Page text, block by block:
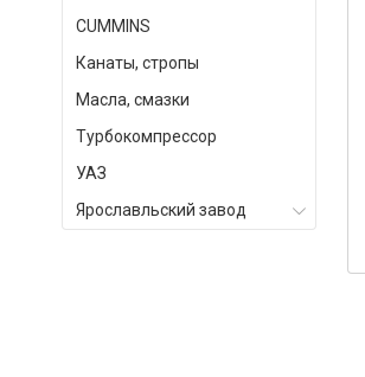
СUMMINS
Канаты, стропы
Масла, смазки
Турбокомпрессор
УАЗ
Ярославльский завод
Евро-4 Common Rail АЗПИ (ан.
0445228006 BOSCH) АЗПИ ОАО,
Артикул:А-11-003-00-00-00
в наличии
29 464,00
В корзину